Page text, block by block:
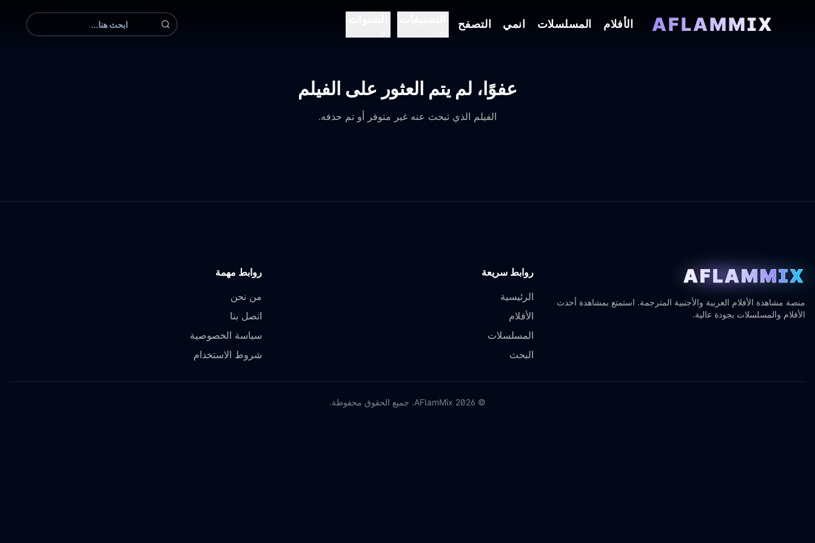
AFLAMMIX الأفلام المسلسلات انمي التصفح
عفوًا، لم يتم العثور على الفيلم
الفيلم الذي تبحث عنه غير متوفر أو تم حذفه.
AFLAMMIX
منصة مشاهدة الأفلام العربية والأجنبية المترجمة. استمتع بمشاهدة أحدث
الأفلام والمسلسلات بجودة عالية.
روابط سريعة
الرئيسية
الأفلام
المسلسلات
البحث
روابط مهمة
من نحن
اتصل بنا
سياسة الخصوصية
شروط الاستخدام
©
2026